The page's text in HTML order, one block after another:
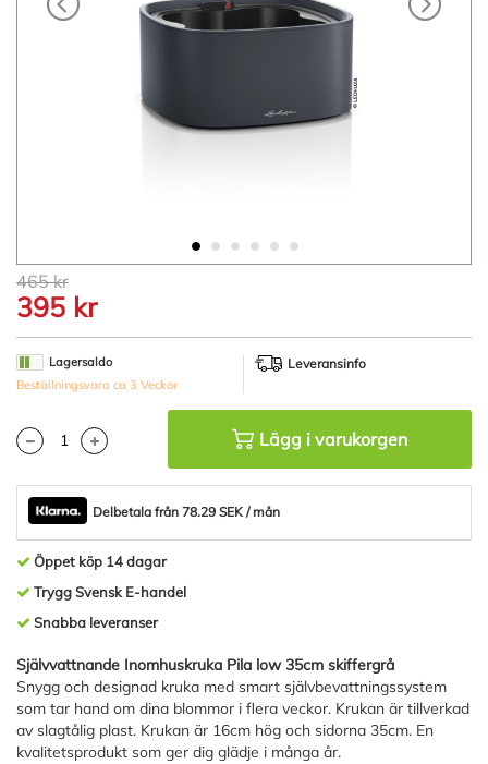
Hoppa
till
början
av
bildgalleriet
465 kr
395 kr
Lagersaldo
Beställningsvara ca 3 Veckor
Leveransinfo
Lägg i varukorgen
Delbetala från 78.29 SEK / mån
Öppet köp 14 dagar
Trygg Svensk E-handel
Snabba leveranser
Självvattnande Inomhuskruka Pila low 35cm skiffergrå
Snygg och designad kruka med smart självbevattningssystem
som tar hand om dina blommor i flera veckor. Krukan är tillverkad
av slagtålig plast. Krukan är 16cm hög och sidorna 35cm. En
kvalitetsprodukt som ger dig glädje i många år.